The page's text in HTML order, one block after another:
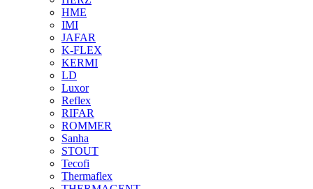
HME
IMI
JAFAR
K-FLEX
KERMI
LD
Luxor
Reflex
RIFAR
ROMMER
Sanha
STOUT
Tecofi
Thermaflex